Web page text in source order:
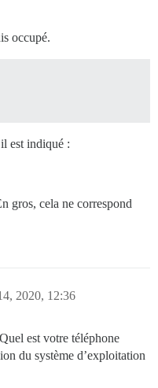
occupé.
est indiqué :
gros, cela ne correspond
2020, 12:36
est votre téléphone
du système d’exploitation